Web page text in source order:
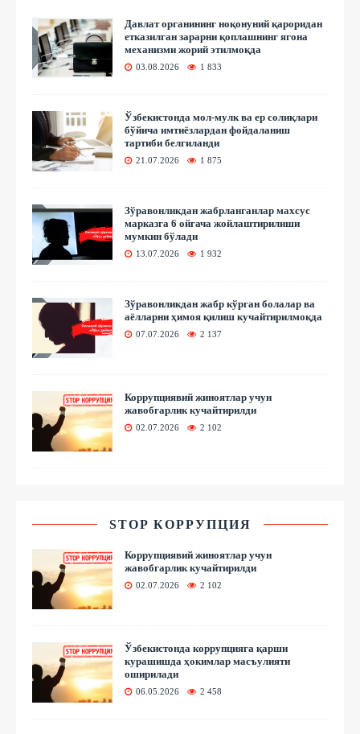
Давлат органининг ноқонуний қароридан
етказилган зарарни қоплашнинг ягона
механизми жорий этилмоқда
03.08.2026 1 833
Ўзбекистонда мол-мулк ва ер солиқлари
бўйича имтиёзлардан фойдаланиш
тартиби белгиланди
21.07.2026 1 875
Зўравонликдан жабрланганлар махсус
марказга 6 ойгача жойлаштирилиши
мумкин бўлади
13.07.2026 1 932
Зўравонликдан жабр кўрган болалар ва
аёлларни ҳимоя қилиш кучайтирилмоқда
07.07.2026 2 137
Коррупциявий жиноятлар учун
жавобгарлик кучайтирилди
02.07.2026 2 102
STOP КОРРУПЦИЯ
Коррупциявий жиноятлар учун
жавобгарлик кучайтирилди
02.07.2026 2 102
Ўзбекистонда коррупцияга қарши
курашишда ҳокимлар масъулияти
оширилади
06.05.2026 2 458